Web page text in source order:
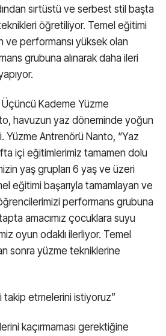
sırtüstü ve serbest stil başta
öğretiliyor. Temel eğitimi
ve performansı yüksek olan
grubuna alınarak daha ileri
Kademe Yüzme
havuzun yaz döneminde yoğun
Yüzme Antrenörü Nanto, “Yaz
içi eğitimlerimiz tamamen dolu
yaş grupları 6 yaş ve üzeri
eğitimi başarıyla tamamlayan ve
performans grubuna
amacımız çocuklara suyu
oyun odaklı ilerliyor. Temel
sonra yüzme tekniklerine
takip etmelerini istiyoruz”
kaçırmaması gerektiğine